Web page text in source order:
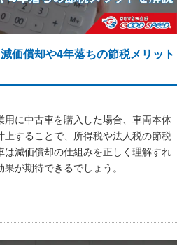
価償却や4年落ちの節税メリット
用に中古車を購入した場合、車両本体
上することで、所得税や法人税の節税
は減価償却の仕組みを正しく理解すれ
が期待できるでしょう。